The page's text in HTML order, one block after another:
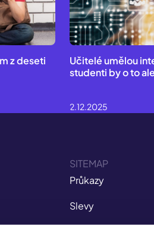
z deseti
Učitelé umělou
studenti by o to
2.12.2025
SITEMAP
Průkazy
Slevy